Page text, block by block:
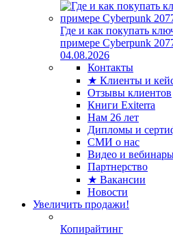
Где и как покупать
примере Cyberpunk
04.08.2026
Контакты
★ Клиенты и
Отзывы клиентов
Книги Exiterra
Нам 26 лет
Дипломы и
СМИ о нас
Видео и
Партнерство
★ Вакансии
Новости
Увеличить продажи!
Копирайтинг